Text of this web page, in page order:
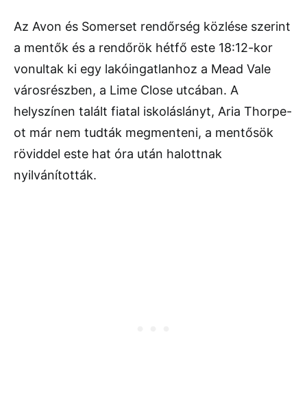
Az Avon és Somerset rendőrség közlése szerint
a mentők és a rendőrök hétfő este 18:12-kor
vonultak ki egy lakóingatlanhoz a Mead Vale
városrészben, a Lime Close utcában. A
helyszínen talált fiatal iskoláslányt, Aria Thorpe-
ot már nem tudták megmenteni, a mentősök
röviddel este hat óra után halottnak
nyilvánították.